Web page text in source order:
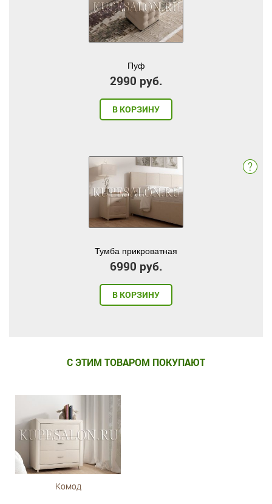
Пуф
2990 руб.
В КОРЗИНУ
Тумба прикроватная
6990 руб.
В КОРЗИНУ
С ЭТИМ ТОВАРОМ ПОКУПАЮТ
Комод